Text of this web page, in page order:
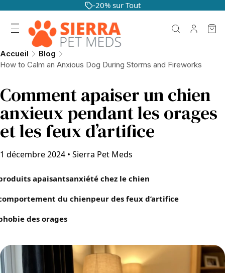
-20% sur Tout
Accueil
Blog
How to Calm an Anxious Dog During Storms and Fireworks
Comment apaiser un chien
anxieux pendant les orages
et les feux d’artifice
1 décembre 2024 • Sierra Pet Meds
apaisantsanxiété chez le chien
du chienpeur des feux d’artifice
des orages